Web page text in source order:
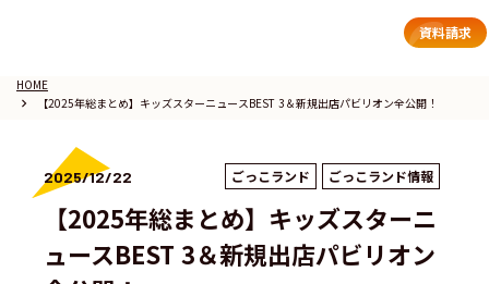
資料請求
HOME
keyboard_arrow_right 【2025年総まとめ】キッズスターニュースBEST 3＆新規出店パビリオン全公開！
2025/12/22 ごっこランド ごっこランド情報
【2025年総まとめ】キッズスターニ
ュースBEST 3＆新規出店パビリオン